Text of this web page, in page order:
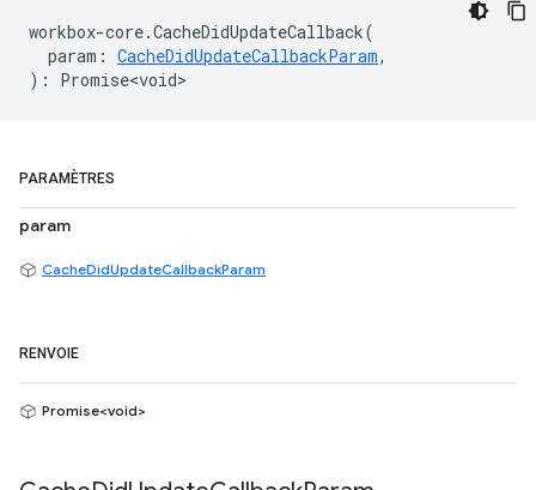
workbox-core.CacheDidUpdateCallback(
param : CacheDidUpdateCallbackParam,
) : Promise<void>
PARAMÈTRES
param
CacheDidUpdateCallbackParam
RENVOIE
Promise<void>